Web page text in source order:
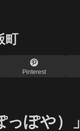
町
Pinterest
ぽや）」